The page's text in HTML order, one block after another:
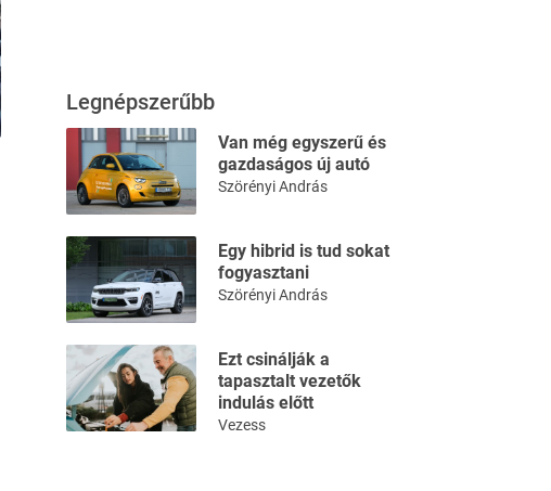
Legnépszerűbb
Van még egyszerű és
gazdaságos új autó
Szörényi András
Egy hibrid is tud sokat
fogyasztani
Szörényi András
Ezt csinálják a
tapasztalt vezetők
indulás előtt
Vezess